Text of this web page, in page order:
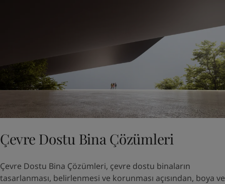
Çevre Dostu Bina Çözümleri
Çevre Dostu Bina Çözümleri, çevre dostu binaların
tasarlanması, belirlenmesi ve korunması açısından, boya ve